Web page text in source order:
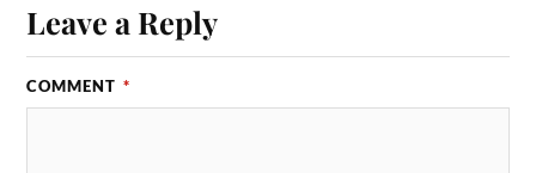
Leave a Reply
COMMENT *